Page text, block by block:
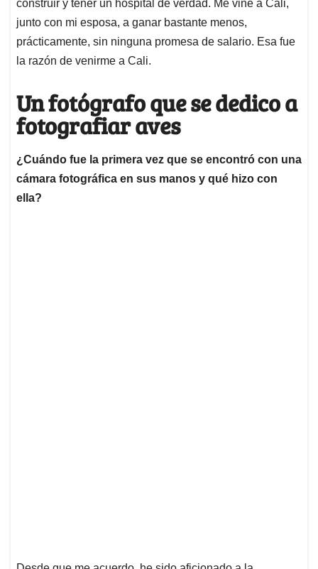
construir y tener un hospital de verdad. Me vine a Cali,
junto con mi esposa, a ganar bastante menos,
prácticamente, sin ninguna promesa de salario. Esa fue
la razón de venirme a Cali.
Un fotógrafo que se dedico a
fotografiar aves
¿Cuándo fue la primera vez que se encontró con una
cámara fotográfica en sus manos y qué hizo con
ella?